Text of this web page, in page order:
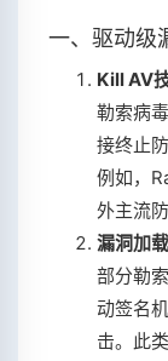
一、驱动级
Kill AV
勒索病
接终止
例如，
外主流
漏洞加
部分勒
动签名
击。此